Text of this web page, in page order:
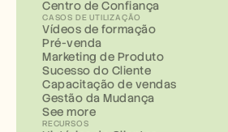
Centro de Confiança
CASOS DE UTILIZAÇÃO
Vídeos de formação
Pré-venda
Marketing de Produto
Sucesso do Cliente
Capacitação de vendas
Gestão da Mudança
See more
RECURSOS